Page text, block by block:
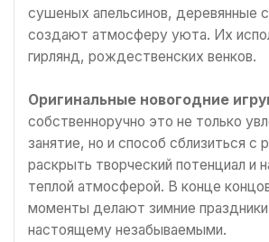
сушеных апельсинов, деревянные
создают атмосферу уюта. Их
гирлянд, рождественских венков.
Оригинальные новогодние
собственноручно это не только
занятие, но и способ сблизиться с
раскрыть творческий потенциал и
теплой атмосферой. В конце
моменты делают зимние
настоящему незабываемыми.